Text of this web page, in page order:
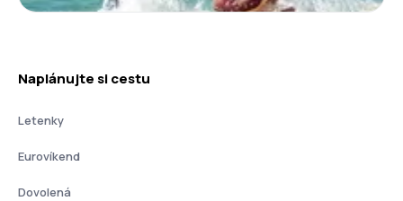
Naplánujte si cestu
Letenky
Eurovíkend
Dovolená